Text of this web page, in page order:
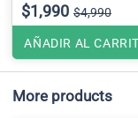
luz de emergencia
$1,990 $4,990
AÑADIR AL
More products